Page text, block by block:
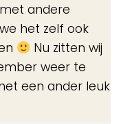
andere
het zelf ook
Nu zitten wij
weer te
een ander leuk